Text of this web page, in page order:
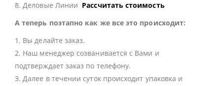
8. Деловые Линии Рассчитать стоимость
А теперь поэтапно как же все это происходит:
1. Вы делайте заказ.
2. Наш менеджер созванивается с Вами и
подтверждает заказ по телефону.
3. Далее в течении суток происходит упаковка и